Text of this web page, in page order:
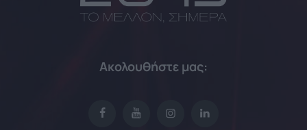
Ακολουθήστε μας: